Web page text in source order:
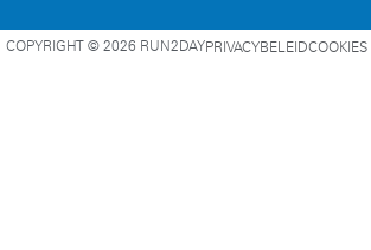
COPYRIGHT © 2026 RUN2DAYPRIVACYBELEIDCOOKIES